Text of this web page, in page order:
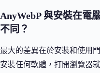
AnyWebP 與安裝在電
不同？
最大的差異在於安裝和使用
安裝任何軟體，打開瀏覽器